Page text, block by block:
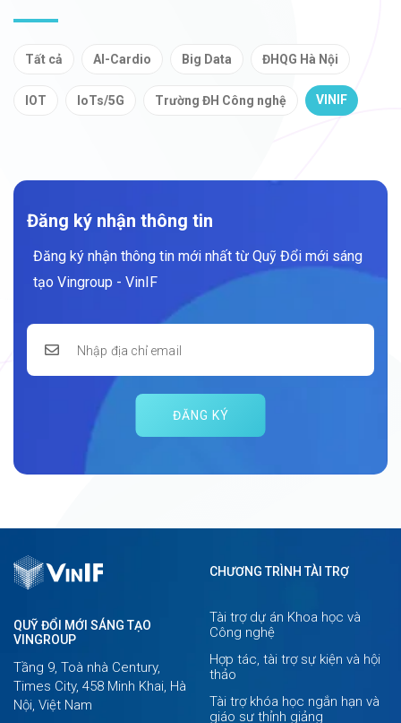
Tất cả AI-Cardio Big Data ĐHQG Hà Nội
IOT IoTs/5G Trường ĐH Công nghệ VINIF
Đăng ký nhận thông tin
Đăng ký nhận thông tin mới nhất từ Quỹ Đổi mới sáng
tạo Vingroup - VinIF
ĐĂNG KÝ
QUỸ ĐỔI MỚI SÁNG TẠO
VINGROUP
Tầng 9, Toà nhà Century,
Times City, 458 Minh Khai, Hà
Nội, Việt Nam
CHƯƠNG TRÌNH TÀI TRỢ
Tài trợ dự án Khoa học và
Công nghệ
Hợp tác, tài trợ sự kiện và hội
thảo
Tài trợ khóa học ngắn hạn và
giáo sư thỉnh giảng